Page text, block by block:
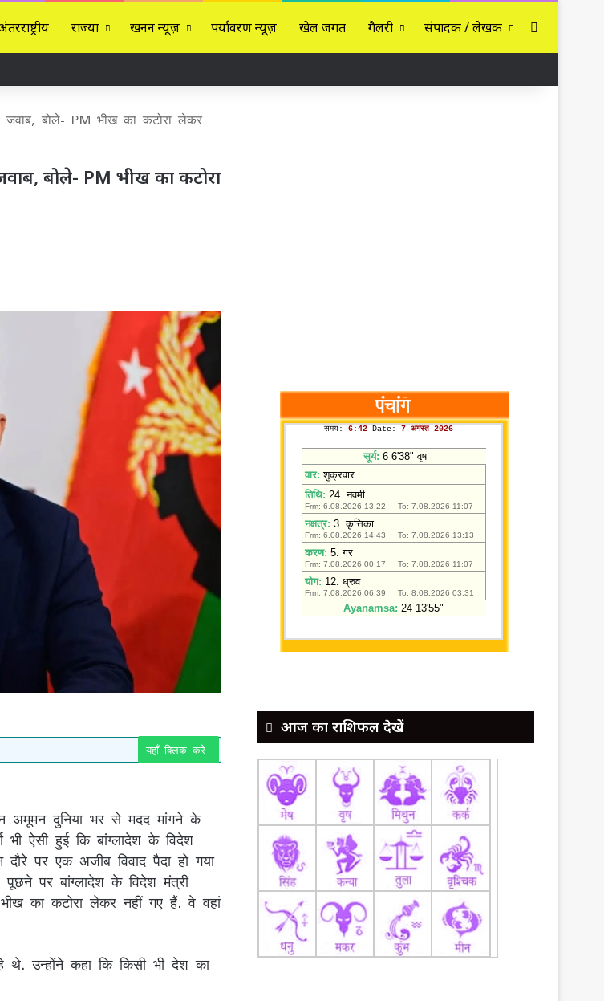
राज्यों खनन न्यूज़ पर्यावरण न्यूज़ खेल जगत गैलरी संपादक / लेखक
जवाब, बोले- PM भीख का कटोरा लेकर
बोले- PM भीख का कटोरा
यहाँ क्लिक करे
अमूमन दुनिया भर से मदद मांगने के
भी ऐसी हुई कि बांग्लादेश के विदेश
पर एक अजीब विवाद पैदा हो गया
पर बांग्लादेश के विदेश मंत्री
का कटोरा लेकर नहीं गए हैं. वे वहां
थे. उन्होंने कहा कि किसी भी देश का
आज का राशिफल देखें